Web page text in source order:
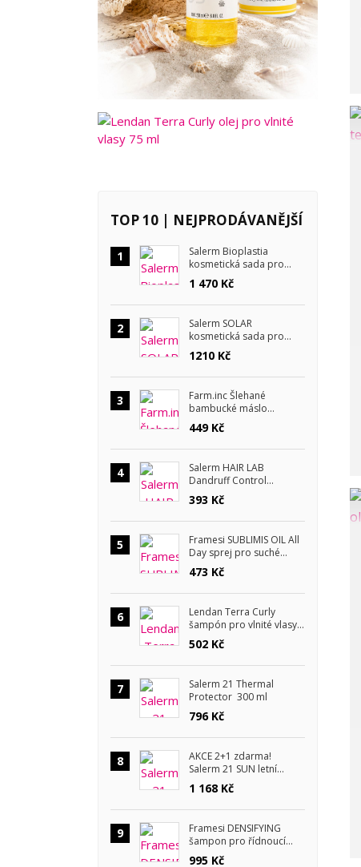
TOP 10 | NEJPRODÁVANĚJŠÍ
1
Salerm Bioplastia
kosmetická sada pro
krepaté vlasy
1 470 Kč
2
Salerm SOLAR
kosmetická sada pro
letní péči
1210 Kč
3
Farm.inc Šlehané
bambucké máslo
Lemongrass a lavender
180 ml
449 Kč
4
Salerm HAIR LAB
Dandruff Control
šampon proti lupům 300
ml
393 Kč
5
Framesi SUBLIMIS OIL All
Day sprej pro suché
vlasy 150 ml
473 Kč
6
Lendan Terra Curly
šampón pro vlnité vlasy
300 ml
502 Kč
7
Salerm 21 Thermal
Protector 300 ml
796 Kč
8
AKCE 2+1 zdarma!
Salerm 21 SUN letní
kosmetická sada
1 168 Kč
9
Framesi DENSIFYING
šampon pro řídnoucí
vlasy 1000 ml
995 Kč